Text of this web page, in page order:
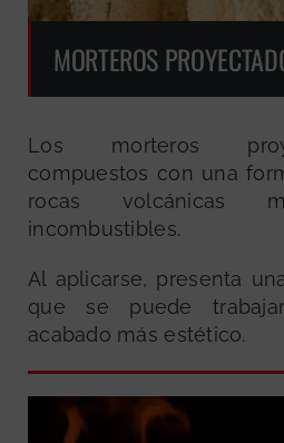
MORTEROS
Los morteros
compuestos con una
rocas volcánicas
incombustibles.
Al aplicarse, presenta
que se puede
acabado más estético.